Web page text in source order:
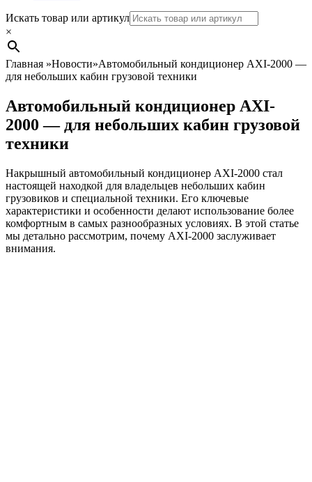
Search
Искать товар или артикул
×
Главная »Новости»Автомобильный кондиционер AXI-2000 —
для небольших кабин грузовой техники
Автомобильный кондиционер AXI-
2000 — для небольших кабин грузовой
техники
Накрышный автомобильный кондиционер AXI-2000 стал
настоящей находкой для владельцев небольших кабин
грузовиков и специальной техники. Его ключевые
характеристики и особенности делают использование более
комфортным в самых разнообразных условиях. В этой статье
мы детально рассмотрим, почему AXI-2000 заслуживает
внимания.